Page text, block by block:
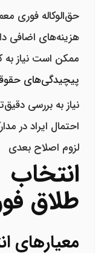
حق‌الوکاله فوری
هزینه‌های اضافی
ممکن است نیاز به
پیچیدگی‌های
نیاز به بررسی
احتمال ایراد در
لزوم اصلاح بعدی
طلاق
معیارهای